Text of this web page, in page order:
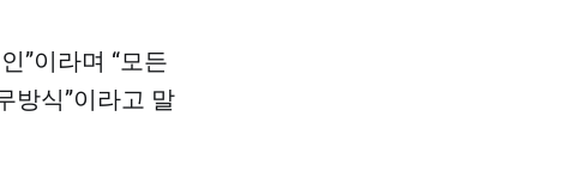
”이라며 “모든
방식”이라고 말